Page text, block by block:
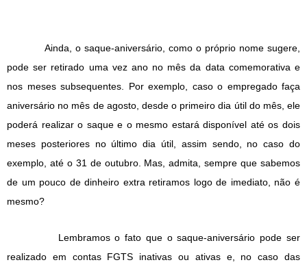
Ainda, o saque-aniversário, como o próprio nome sugere,
pode ser retirado uma vez ano no mês da data comemorativa e
nos meses subsequentes. Por exemplo, caso o empregado faça
aniversário no mês de agosto, desde o primeiro dia útil do mês, ele
poderá realizar o saque e o mesmo estará disponível até os dois
meses posteriores no último dia útil, assim sendo, no caso do
exemplo, até o 31 de outubro. Mas, admita, sempre que sabemos
de um pouco de dinheiro extra retiramos logo de imediato, não é
mesmo?
Lembramos o fato que o saque-aniversário pode ser
realizado em contas FGTS inativas ou ativas e, no caso das